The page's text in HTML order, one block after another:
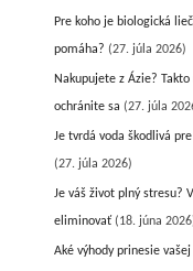
Pre koho je biologická
pomáha? (27. júla 2026)
Nakupujete z Ázie?
ochránite sa (27. júla
Je tvrdá voda škodlivá
(27. júla 2026)
Je váš život plný stresu?
eliminovať (18. júna
Aké výhody prinesie